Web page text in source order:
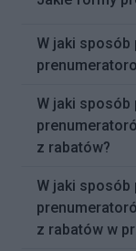
W jaki sposób
W jaki sposób
z rabatów?
W jaki sposób
z rabatów w